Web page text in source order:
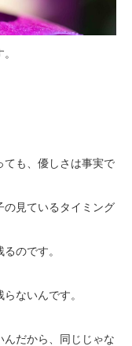
ても、優しさは事実で
の見ているタイミング
のです。
ないんです。
だから、同じじゃな